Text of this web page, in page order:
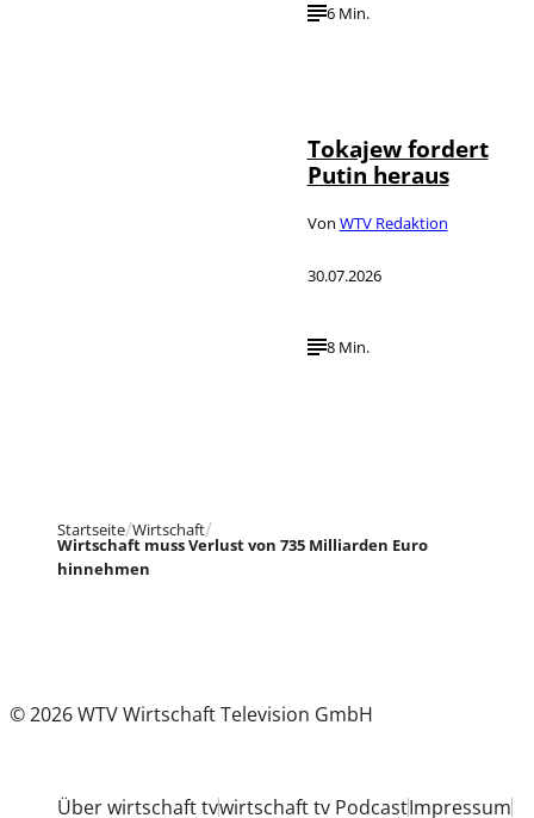
6 Min.
Tokajew fordert
Putin heraus
Von WTV Redaktion
30.07.2026
8 Min.
Startseite Wirtschaft
Wirtschaft muss Verlust von 735 Milliarden Euro
hinnehmen
© 2026 WTV Wirtschaft Television GmbH
Über wirtschaft tvwirtschaft tv PodcastImpressum